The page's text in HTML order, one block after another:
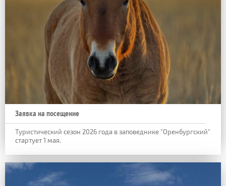
Заявка на посещение
Туристический сезон 2026 года в заповеднике "Оренбургский"
стартует 1 мая.